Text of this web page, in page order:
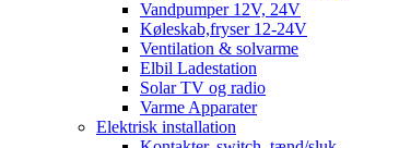
Vandpumper 12V, 24V
Køleskab,fryser 12-24V
Ventilation & solvarme
Elbil Ladestation
Solar TV og radio
Varme Apparater
Elektrisk installation